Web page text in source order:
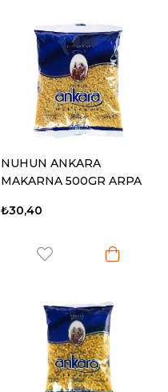
NUHUN ANKARA
MAKARNA 500GR ARPA
₺30,40